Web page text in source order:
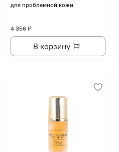
для проблемной кожи
4 356 ₽
В корзину